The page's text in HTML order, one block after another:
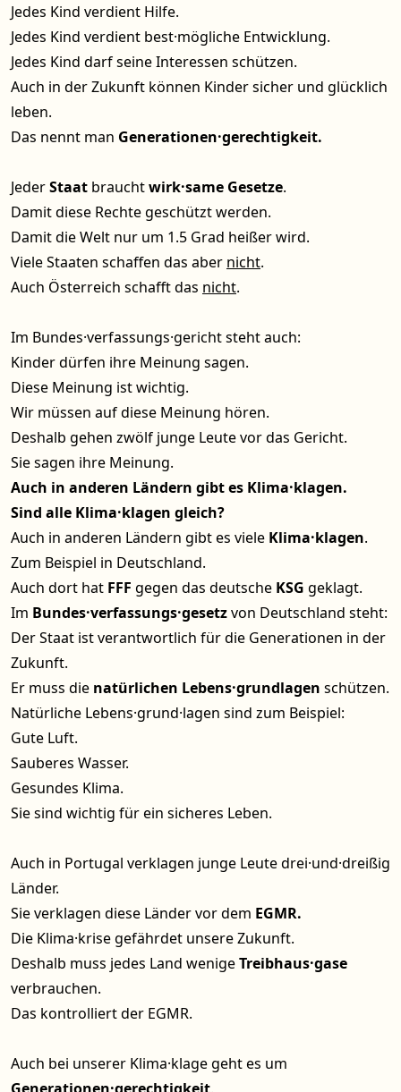
Jedes Kind verdient Hilfe.
Jedes Kind verdient best·mögliche Entwicklung.
Jedes Kind darf seine Interessen schützen.
Auch in der Zukunft können Kinder sicher und glücklich
leben.
Das nennt man Generationen·gerechtigkeit.
JederStaatbrauchtwirk·same Gesetze.
Damit diese Rechte geschützt werden.
Damit die Welt nur um 1.5 Grad heißer wird.
Viele Staaten schaffen das aber nicht.
Auch Österreich schafft das nicht.
Im Bundes·verfassungs·gericht steht auch:
Kinder dürfen ihre Meinung sagen.
Diese Meinung ist wichtig.
Wir müssen auf diese Meinung hören.
Deshalb gehen zwölf junge Leute vor das Gericht.
Sie sagen ihre Meinung.
Auch in anderen Ländern gibt es Klima·klagen.
Sind alle Klima·klagen gleich?
Auch in anderen Ländern gibt es viele Klima·klagen.
Zum Beispiel in Deutschland.
Auch dort hat FFF gegen das deutsche KSG geklagt.
Im Bundes·verfassungs·gesetzvon Deutschland steht:
Der Staat ist verantwortlich für die Generationen in der
Zukunft.
Er muss die natürlichen Lebens·grundlagen schützen.
Natürliche Lebens·grund·lagen sind zum Beispiel:
Gute Luft.
Sauberes Wasser.
Gesundes Klima.
Sie sind wichtig für ein sicheres Leben.
Auch in Portugal verklagen junge Leute drei·und·dreißig
Länder.
Sie verklagen diese Länder vor dem EGMR.
Die Klima·krise gefährdet unsere Zukunft.
Deshalb muss jedes Land wenigeTreibhaus·gase
verbrauchen.
Das kontrolliert der EGMR.
Auch bei unserer Klima·klage geht es um
Generationen·gerechtigkeit.